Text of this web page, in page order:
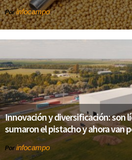
Porinfocampo
Innovación y diversificación: son
sumaron el pistacho y ahora van
Por infocampo